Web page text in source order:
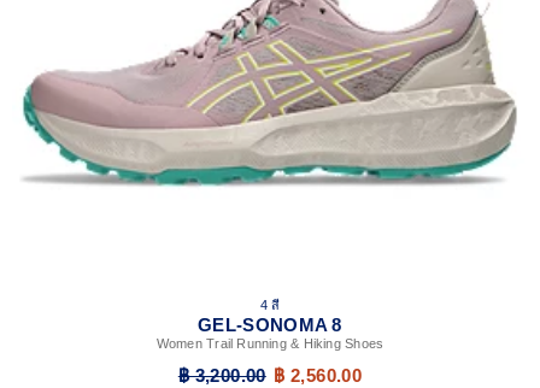
4 สี
GEL-SONOMA 8
Women Trail Running & Hiking Shoes
฿ 3,200.00 ฿ 2,560.00